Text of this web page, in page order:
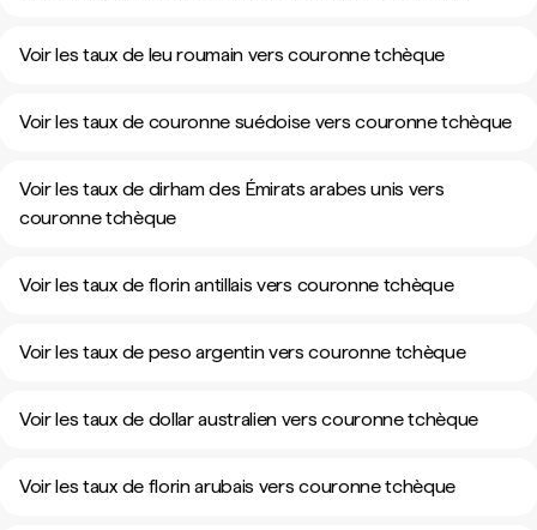
Voir les taux de leu roumain vers couronne tchèque
Voir les taux de couronne suédoise vers couronne tchèque
Voir les taux de dirham des Émirats arabes unis vers
couronne tchèque
Voir les taux de florin antillais vers couronne tchèque
Voir les taux de peso argentin vers couronne tchèque
Voir les taux de dollar australien vers couronne tchèque
Voir les taux de florin arubais vers couronne tchèque